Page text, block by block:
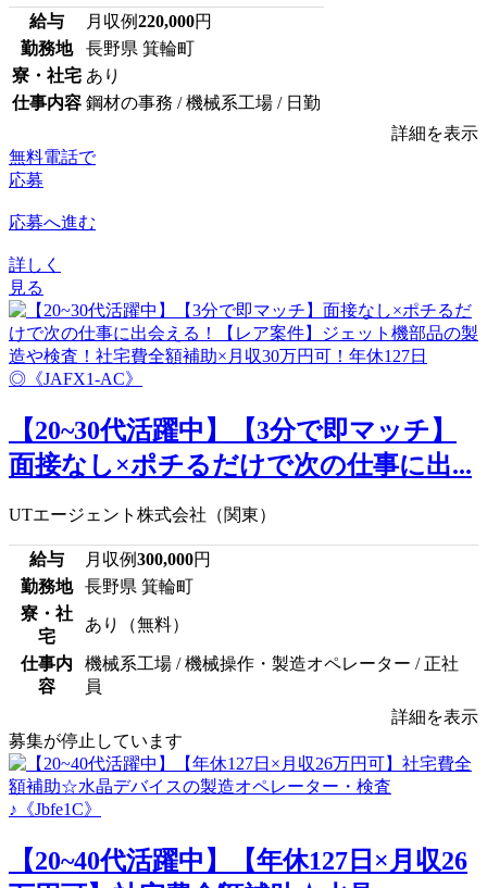
給与 月収例220,000円
勤務地
長野県 箕輪町
寮・社宅 あり
仕事内容 鋼材の事務 / 機械系工場 / 日勤
詳細を表示
無料電話で
応募
応募へ進む
詳しく
見る
【20~30代活躍中】【3分で即マッチ】
面接なし×ポチるだけで次の仕事に出...
UTエージェント株式会社（関東）
給与 月収例300,000円
勤務地
長野県 箕輪町
寮・社
宅
あり（無料）
仕事内
容
機械系工場 / 機械操作・製造オペレーター / 正社
員
詳細を表示
募集が停止しています
【20~40代活躍中】【年休127日×月収26